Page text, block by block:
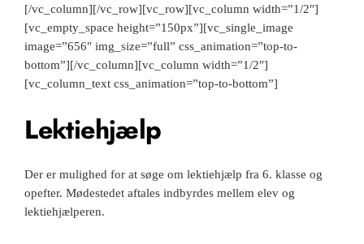
[/vc_column][/vc_row][vc_row][vc_column width=”1/2″]
[vc_empty_space height=”150px”][vc_single_image
image=”656″ img_size=”full” css_animation=”top-to-
bottom”][/vc_column][vc_column width=”1/2″]
[vc_column_text css_animation=”top-to-bottom”]
Lektiehjælp
Der er mulighed for at søge om lektiehjælp fra 6. klasse og
opefter. Mødestedet aftales indbyrdes mellem elev og
lektiehjælperen.